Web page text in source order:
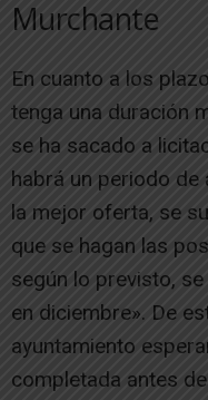
Murchante
En cuanto a los
tenga una duración
se ha sacado a
habrá un periodo de
la mejor oferta, se
que se hagan las
según lo previsto,
en diciembre». De
ayuntamiento
completada antes